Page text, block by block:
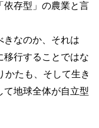
依存型」の農業と言
きなのか、それは
移行することではな
かたも、そして生き
て地球全体が自立型